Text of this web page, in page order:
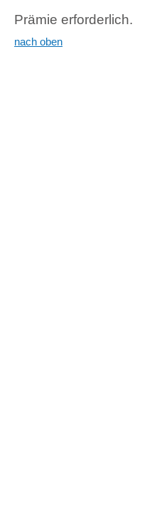
Prämie erforderlich.
nach oben